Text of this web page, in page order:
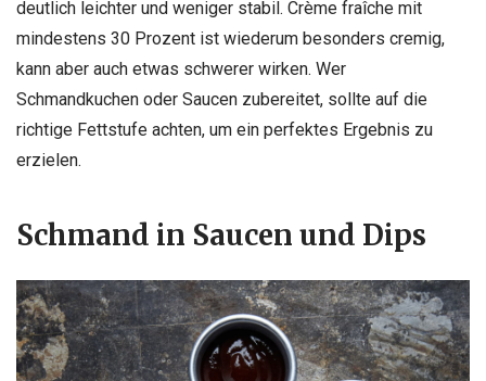
deutlich leichter und weniger stabil. Crème fraîche mit
mindestens 30 Prozent ist wiederum besonders cremig,
kann aber auch etwas schwerer wirken. Wer
Schmandkuchen oder Saucen zubereitet, sollte auf die
richtige Fettstufe achten, um ein perfektes Ergebnis zu
erzielen.
Schmand in Saucen und Dips